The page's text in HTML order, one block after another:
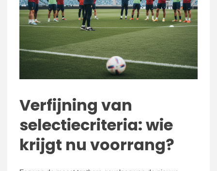
Verfijning van
selectiecriteria: wie
krijgt nu voorrang?